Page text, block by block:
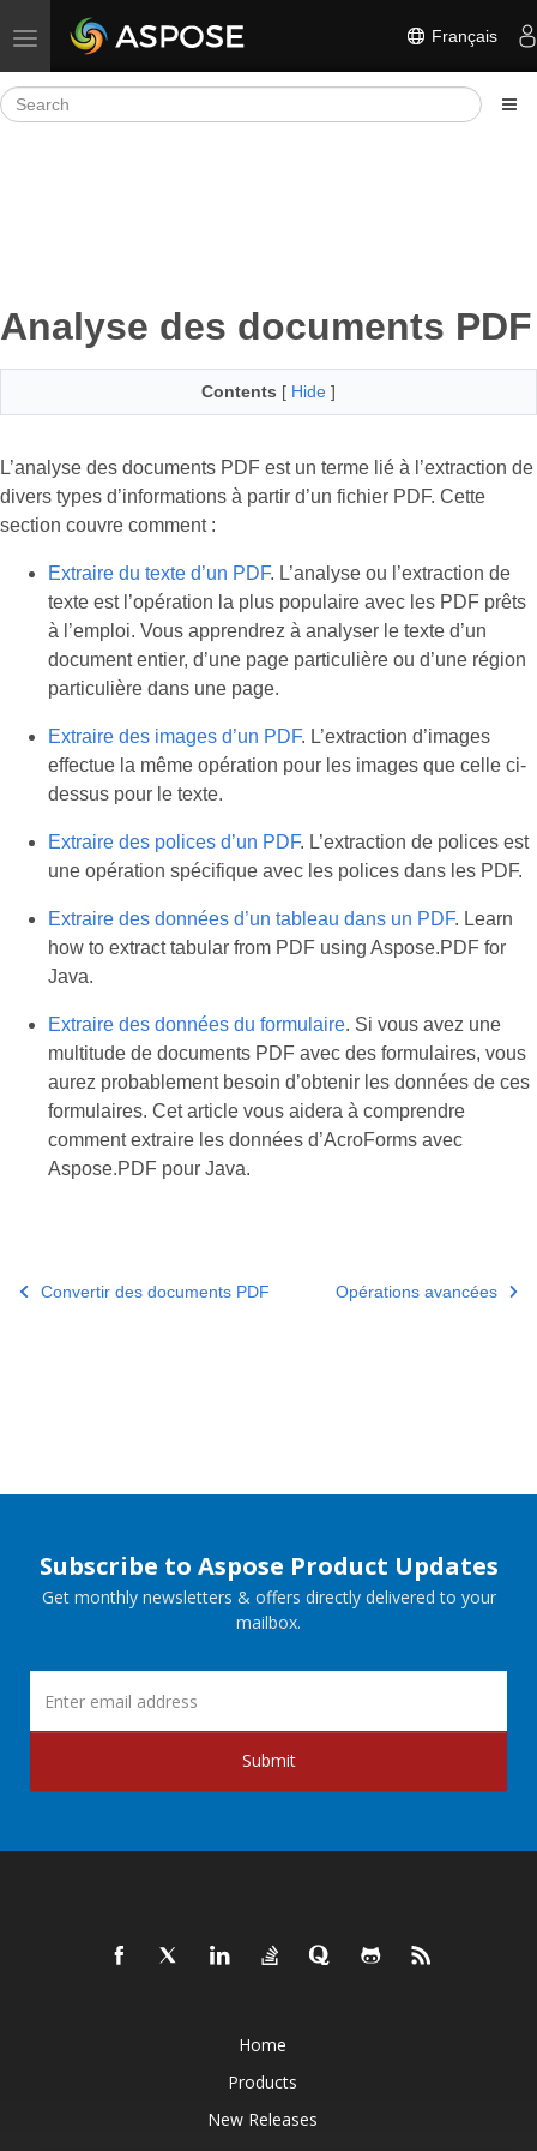
Toggle navigation Français
Analyse des documents PDF
Contents [ Hide ]
L’analyse des documents PDF est un terme lié à l’extraction de
divers types d’informations à partir d’un fichier PDF. Cette
section couvre comment :
Extraire du texte d’un PDF. L’analyse ou l’extraction de
texte est l’opération la plus populaire avec les PDF prêts
à l’emploi. Vous apprendrez à analyser le texte d’un
document entier, d’une page particulière ou d’une région
particulière dans une page.
Extraire des images d’un PDF. L’extraction d’images
effectue la même opération pour les images que celle ci-
dessus pour le texte.
Extraire des polices d’un PDF. L’extraction de polices est
une opération spécifique avec les polices dans les PDF.
Extraire des données d’un tableau dans un PDF. Learn
how to extract tabular from PDF using Aspose.PDF for
Java.
Extraire des données du formulaire. Si vous avez une
multitude de documents PDF avec des formulaires, vous
aurez probablement besoin d’obtenir les données de ces
formulaires. Cet article vous aidera à comprendre
comment extraire les données d’AcroForms avec
Aspose.PDF pour Java.
Convertir des documents PDF Opérations avancées
Subscribe to Aspose Product Updates
Get monthly newsletters & offers directly delivered to your
mailbox.
Submit
Home
Products
New Releases